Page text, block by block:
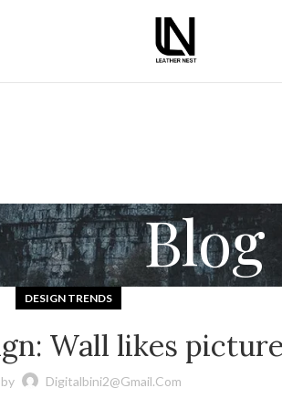
Blog
DESIGN TRENDS
Wall likes
Digitalbini2@gmail.com
Buy any 2 wallets